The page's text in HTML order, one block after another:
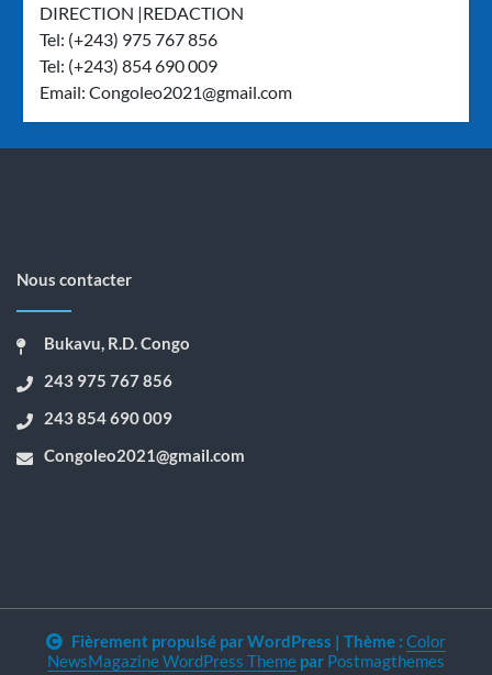
DIRECTION |REDACTION
Tel: (+243) 975 767 856
Tel: (+243) 854 690 009
Email:Congoleo2021@gmail.com
Nous contacter
Bukavu, R.D. Congo
243 975 767 856
243 854 690 009
Congoleo2021@gmail.com
Fièrement propulsé par WordPress | Thème : Color
NewsMagazine WordPress Theme par Postmagthemes